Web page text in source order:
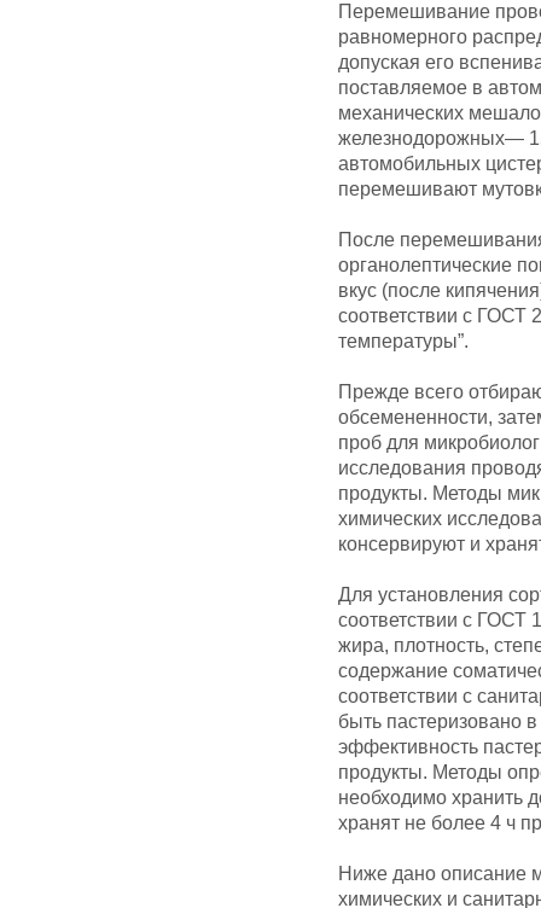
Перемешивание
равномерного
допуская его
поставляемое в
механических
железнодорожных—
автомобильных
перемешивают
После
органолептические
вкус (после
соответствии с ГОСТ
температуры”.
Прежде всего
обсемененности,
проб для
исследования
продукты. Методы
химических
консервируют и
Для установления
соответствии с ГОСТ
жира, плотность,
содержание
соответствии с
быть пастеризовано
эффективность
продукты. Методы
необходимо хранить
хранят не более 4 ч
Ниже дано описание
химических и